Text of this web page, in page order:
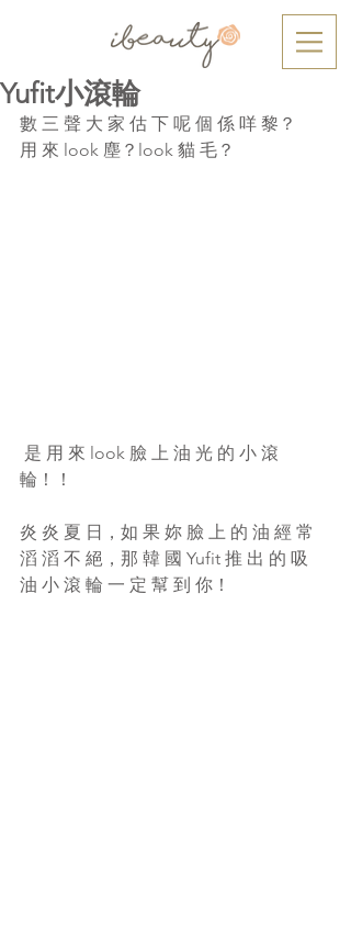
Yufit小滾輪
數 三 聲 大 家 估 下 呢 個 係 咩 黎？
用 來 look 塵？look 貓 毛？
輪！！
炎 炎 夏 日，如 果 妳 臉 上 的 油 經 常
滔 滔 不 絕，那 韓 國 Yufit 推 出 的 吸
油 小 滾 輪 一 定 幫 到 你！